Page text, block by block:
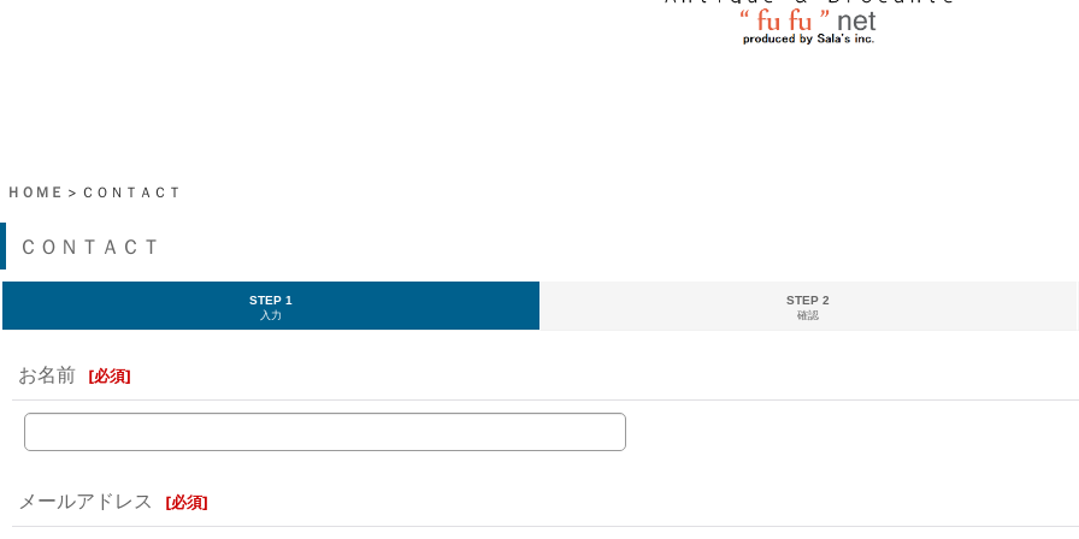
ＨＯＭＥ > ＣＯＮＴＡＣＴ
ＣＯＮＴＡＣＴ
STEP 1
入力
STEP 2
確認
お名前 [必須]
メールアドレス [必須]